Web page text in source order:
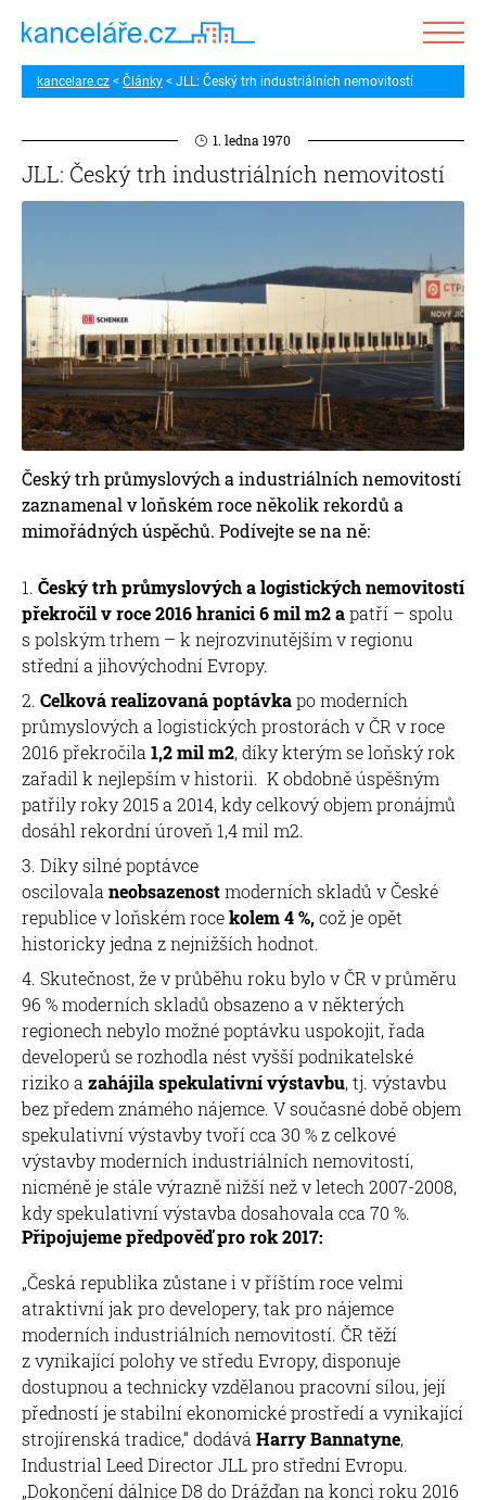
kancelare.cz Články JLL: Český trh industriálních nemovitostí
1. ledna 1970
JLL: Český trh industriálních nemovitostí
Český trh průmyslových a industriálních nemovitostí
zaznamenal v loňském roce několik rekordů a
mimořádných úspěchů. Podívejte se na ně:
Český trh průmyslových a logistických nemovitostí
překročil v roce 2016 hranici 6 mil m2 apatří – spolu
s polským trhem – k nejrozvinutějším v regionu
střední a jihovýchodní Evropy.
Celková realizovaná poptávkapo moderních
průmyslových a logistických prostorách v ČR v roce
2016 překročila 1,2 mil m2, díky kterým se loňský rok
zařadil k nejlepším v historii. K obdobně úspěšným
patřily roky 2015 a 2014, kdy celkový objem pronájmů
dosáhl rekordní úroveň 1,4 mil m2.
Díky silné poptávce
oscilovala neobsazenostmoderních skladů v České
republice v loňském rocekolem 4 %,což je opět
historicky jedna z nejnižších hodnot.
Skutečnost, že v průběhu roku bylo v ČR v průměru
96 % moderních skladů obsazeno a v některých
regionech nebylo možné poptávku uspokojit, řada
developerů se rozhodla nést vyšší podnikatelské
riziko a zahájila spekulativní výstavbu, tj. výstavbu
bez předem známého nájemce. V současné době objem
spekulativní výstavby tvoří cca 30 % z celkové
výstavby moderních industriálních nemovitostí,
nicméně je stále výrazně nižší než v letech 2007-2008,
kdy spekulativní výstavba dosahovala cca 70 %.
Připojujeme předpověď pro rok 2017:
„Česká republika zůstane i v příštím roce velmi
atraktivní jak pro developery, tak pro nájemce
moderních industriálních nemovitostí. ČR těží
z vynikající polohy ve středu Evropy, disponuje
dostupnou a technicky vzdělanou pracovní sílou, její
předností je stabilní ekonomické prostředí a vynikající
strojírenská tradice,“ dodává Harry Bannatyne,
Industrial Leed Director JLL pro střední Evropu.
„Dokončení dálnice D8 do Drážďan na konci roku 2016